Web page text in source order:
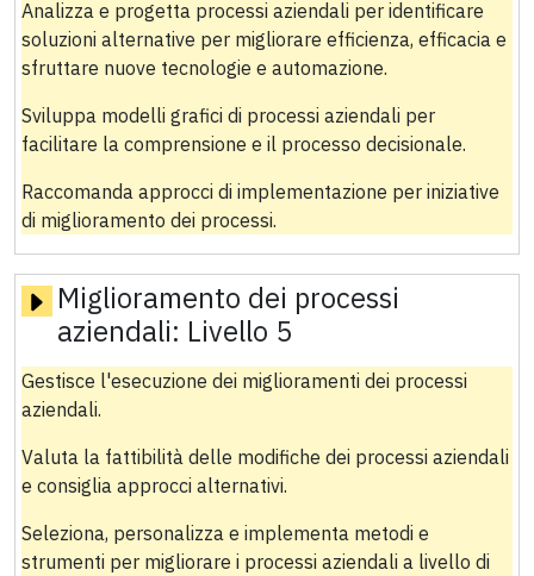
Analizza e progetta processi aziendali per identificare
soluzioni alternative per migliorare efficienza, efficacia e
sfruttare nuove tecnologie e automazione.
Sviluppa modelli grafici di processi aziendali per
facilitare la comprensione e il processo decisionale.
Raccomanda approcci di implementazione per iniziative
di miglioramento dei processi.
Miglioramento dei processi
aziendali: Livello 5
Gestisce l'esecuzione dei miglioramenti dei processi
aziendali.
Valuta la fattibilità delle modifiche dei processi aziendali
e consiglia approcci alternativi.
Seleziona, personalizza e implementa metodi e
strumenti per migliorare i processi aziendali a livello di